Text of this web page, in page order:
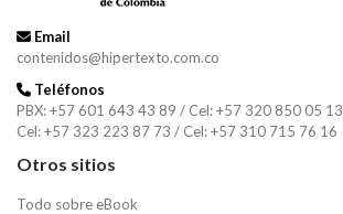
Email
contenidos@hipertexto.com.co
Teléfonos
PBX: +57 601 643 43 89 / Cel: +57 320 850 05 13
Cel: +57 323 223 87 73 / Cel: +57 310 715 76 16
Otros sitios
Todo sobre eBook